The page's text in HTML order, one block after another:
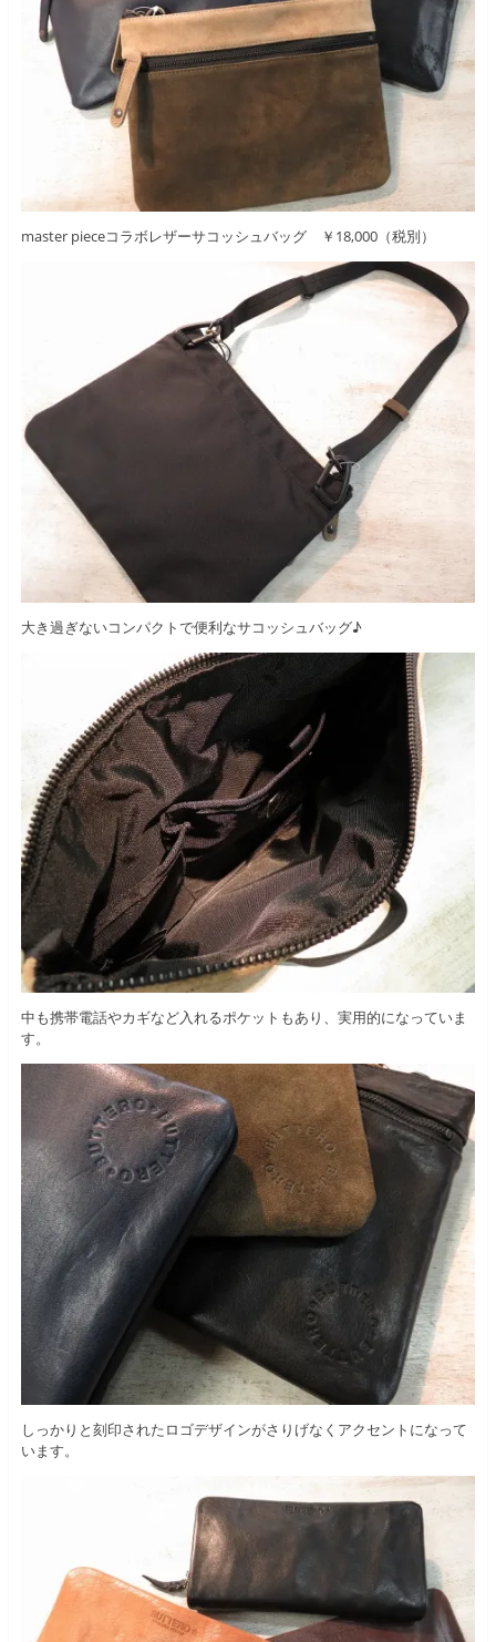
master pieceコラボレザーサコッシュバッグ ￥18,000（税別）
大き過ぎないコンパクトで便利なサコッシュバッグ♪
中も携帯電話やカギなど入れるポケットもあり、実用的になっていま
す。
しっかりと刻印されたロゴデザインがさりげなくアクセントになって
います。